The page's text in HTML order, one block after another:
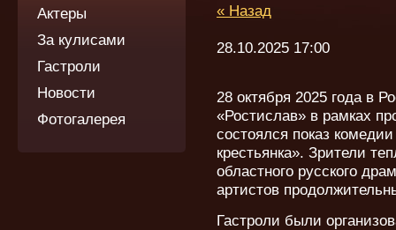
« Назад
28.10.2025 17:00
28 октября 2025 года в
«Ростислав» в рамках
состоялся показ
крестьянка». Зрители
областного русского
артистов
Гастроли были
Актеры
За кулисами
Гастроли
Новости
Фотогалерея